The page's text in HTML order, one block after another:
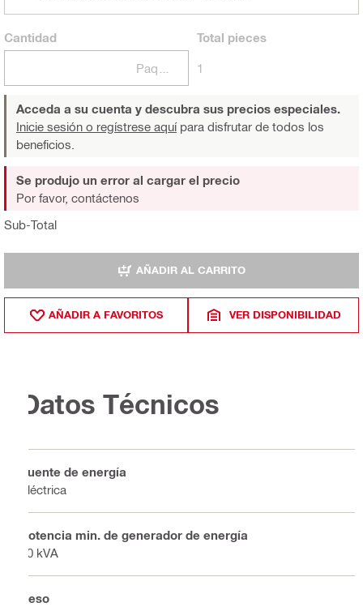
Cantidad Total pieces
1
Acceda a su cuenta y descubra sus precios especiales.
Inicie sesión o regístrese aquípara disfrutar de todos los
beneficios.
Sub-Total
Se produjo un error al cargar el precio
Por favor, contáctenos
AÑADIR AL CARRITO
AÑADIR A FAVORITOS VER DISPONIBILIDAD
Datos Técnicos
Fuente de energía
Eléctrica
Potencia min. de generador de energía
40 kVA
Peso